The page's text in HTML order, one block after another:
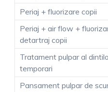
Periaj + fluorizare copii
Periaj + air flow +
detartraj copii
Tratament pulpar al
temporari
Pansament pulpar de